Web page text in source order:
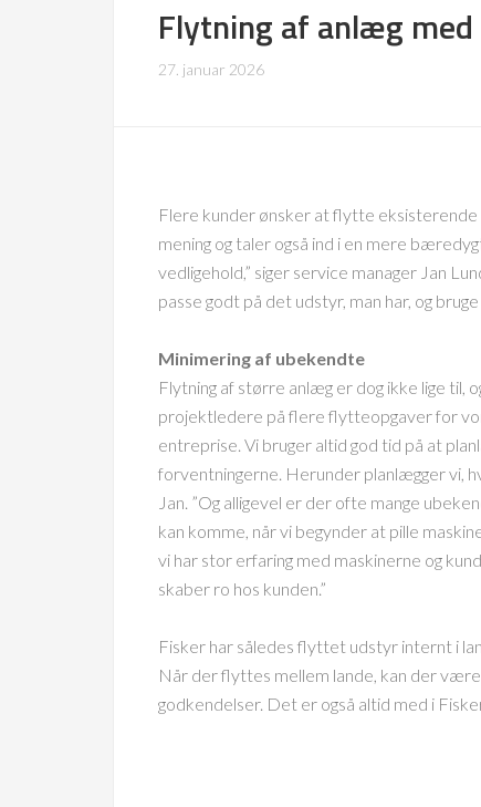
Flytning af anlæg
27. januar 2026
Flere kunder ønsker at flytte
mening og taler også ind i en mere
vedligehold,” siger service manager Jan
passe godt på det udstyr, man har, og
Minimering af ubekendte
Flytning af større anlæg er dog ikke lige til,
projektledere på flere flytteopgaver for
entreprise. Vi bruger altid god tid på at
forventningerne. Herunder planlægger vi,
Jan. ”Og alligevel er der ofte mange
kan komme, når vi begynder at pille
vi har stor erfaring med maskinerne og
skaber ro hos kunden.”
Fisker har således flyttet udstyr internt i
Når der flyttes mellem lande, kan der
godkendelser. Det er også altid med i